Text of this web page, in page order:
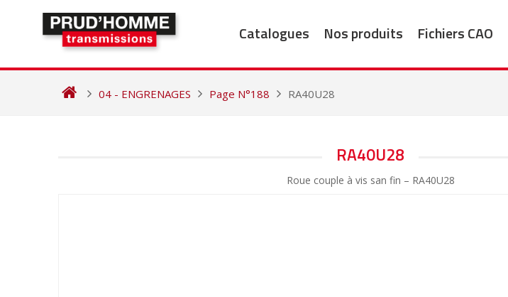
Catalogues Nos produits Fichiers CAO
04 - ENGRENAGES Page N°188 RA40U28
RA40U28
Roue couple à vis san fin – RA40U28